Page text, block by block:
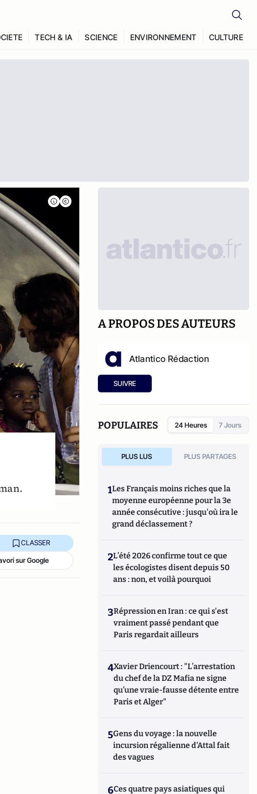
TECH & IA SCIENCE ENVIRONNEMENT CULTURE
CLASSER
sur Google
A PROPOS DES AUTEURS
Atlantico Rédaction
SUIVRE
POPULAIRES 24 Heures 7 Jours
PLUS LUS PLUS PARTAGES
1Les Français moins riches que la
moyenne européenne pour la 3e
année consécutive : jusqu'où ira le
grand déclassement ?
2L’été 2026 confirme tout ce que
les écologistes disent depuis 50
ans : non, et voilà pourquoi
3Répression en Iran : ce qui s'est
vraiment passé pendant que
Paris regardait ailleurs
4Xavier Driencourt : "L’arrestation
du chef de la DZ Mafia ne signe
qu’une vraie-fausse détente entre
Paris et Alger"
5Gens du voyage : la nouvelle
incursion régalienne d'Attal fait
des vagues
6Ces quatre pays asiatiques qui